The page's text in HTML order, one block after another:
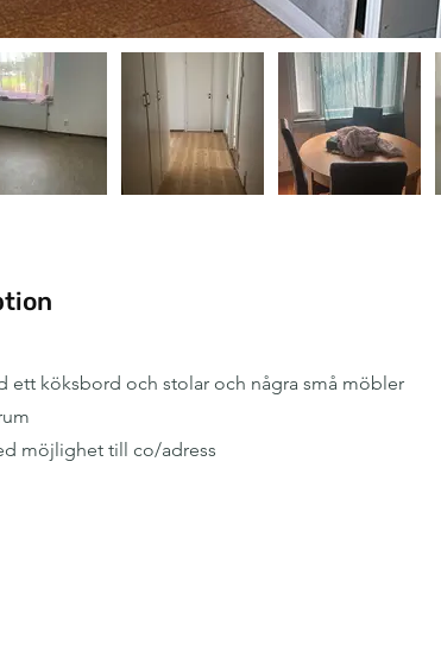
ett köksbord och stolar och några små möbler
möjlighet till co/adress